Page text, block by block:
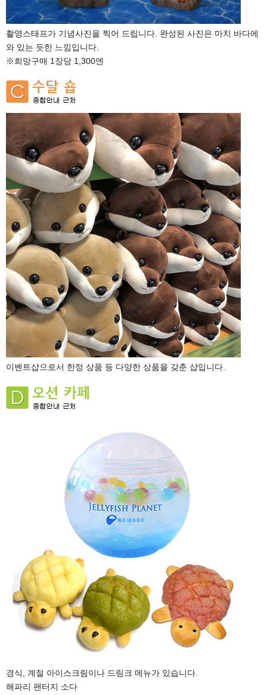
촬영스태프가 기념사진을 찍어 드립니다. 완성된 사진은 마치 바다에
와 있는 듯한 느낌입니다.
※희망구매 1장당 1,300엔
이벤트샵으로서 한정 상품 등 다양한 상품을 갖춘 샵입니다.
경식, 계절 아이스크림이나 드링크 메뉴가 있습니다.
해파리 팬터지 소다